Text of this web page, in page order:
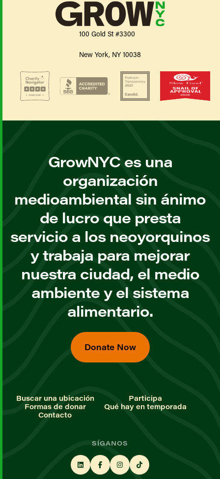
100 Gold St #3300
New York, NY 10038
GrowNYC es una
organización
medioambiental sin ánimo
de lucro que presta
servicio a los neoyorquinos
y trabaja para mejorar
nuestra ciudad, el medio
ambiente y el sistema
alimentario.
Donate Now
Buscar una ubicación
Participa
Formas de donar
Qué hay en temporada
Contacto
SÍGANOS